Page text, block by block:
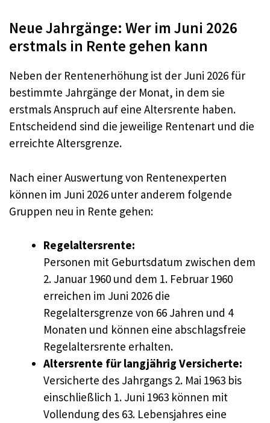
Neue Jahrgänge: Wer im Juni 2026
erstmals in Rente gehen kann
Neben der Rentenerhöhung ist der Juni 2026 für
bestimmte Jahrgänge der Monat, in dem sie
erstmals Anspruch auf eine Altersrente haben.
Entscheidend sind die jeweilige Rentenart und die
erreichte Altersgrenze.
Nach einer Auswertung von Rentenexperten
können im Juni 2026 unter anderem folgende
Gruppen neu in Rente gehen:
Regelaltersrente:
Personen mit Geburtsdatum zwischen dem
2. Januar 1960 und dem 1. Februar 1960
erreichen im Juni 2026 die
Regelaltersgrenze von 66 Jahren und 4
Monaten und können eine abschlagsfreie
Regelaltersrente erhalten.
Altersrente für langjährig Versicherte:
Versicherte des Jahrgangs 2. Mai 1963 bis
einschließlich 1. Juni 1963 können mit
Vollendung des 63. Lebensjahres eine